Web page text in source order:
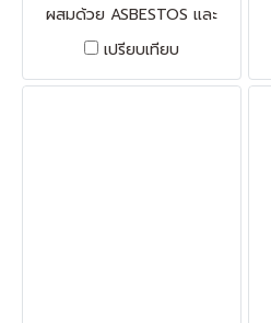
ผสมด้วย ASBESTOS และ
CERAMICS
เปรียบเทียบ